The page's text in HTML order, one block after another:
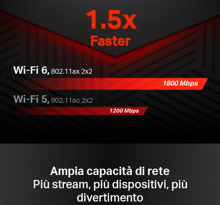
1.5x
Faster
Wi-Fi 6, 802.11ax 2x2
Wi-Fi 5, 802.11ac 2x2
1800 Mbps
1200 Mbps
Ampia capacità di rete
Più stream, più dispositivi, più
divertimento